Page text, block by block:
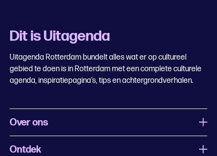
Dit is Uitagenda
Uitagenda Rotterdam bundelt alles wat er op cultureel
gebied te doen is in Rotterdam met een complete culturele
agenda, inspiratiepagina’s, tips en achtergrondverhalen.
Over ons
Wat is Uitagenda Rotterdam
Ontdek